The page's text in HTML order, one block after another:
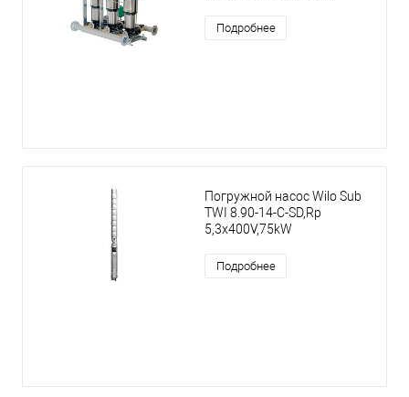
Подробнее
Погружной насос Wilo Sub
TWI 8.90-14-C-SD,Rp
5,3x400V,75kW
Подробнее